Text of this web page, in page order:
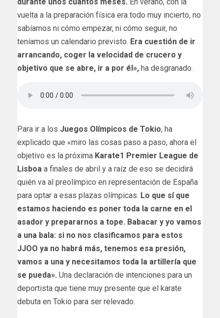
vuelta a la preparación física era todo muy incierto, no
sabíamos ni cómo empezar, ni cómo seguir, no
teníamos un calendario previsto. Era cuestión de ir
arrancando, coger la velocidad de crucero y
objetivo que se abre, ir a por él», ha desgranado.
Para ir a los Juegos Olímpicos de Tokio, ha
explicado que «miro las cosas paso a paso, ahora el
objetivo es la próxima Karate1 Premier League de
Lisboa a finales de abril y a raíz de eso se decidirá
quién va al preolímpico en representación de España
para optar a esas plazas olímpicas. Lo que sí que
estamos haciendo es poner toda la carne en el
asador y prepararnos a tope. Babacar y yo vamos
a una bala: si no nos clasificamos para estos
JJOO ya no habrá más, tenemos esa presión,
vamos a una y necesitamos toda la artillería que
se pueda». Una declaración de intenciones para un
deportista que tiene muy presente que el karate
debuta en Tokio para ser relevado.